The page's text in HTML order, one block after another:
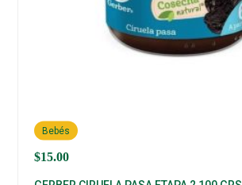
$15.00
Bebés